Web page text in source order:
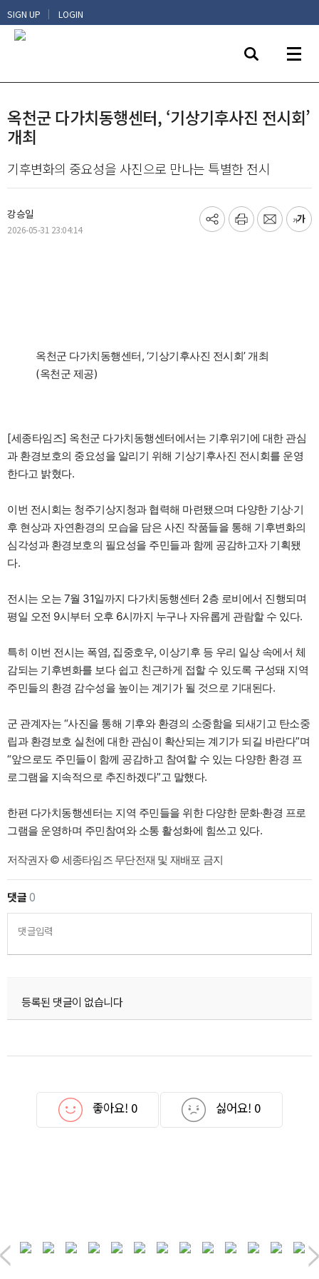
SIGN UP | LOGIN
옥천군 다가치동행센터, ‘기상기후사진 전시회’
개최
기후변화의 중요성을 사진으로 만나는 특별한 전시
강승일
2026-05-31 23:04:14
기
프
메
글
옥천군 다가치동행센터, ‘기상기후사진 전시회’ 개최
(옥천군 제공)
[세종타임즈] 옥천군 다가치동행센터에서는 기후위기에 대한 관심
과 환경보호의 중요성을 알리기 위해 기상기후사진 전시회를 운영
한다고 밝혔다.
이번 전시회는 청주기상지청과 협력해 마련됐으며 다양한 기상·기
후 현상과 자연환경의 모습을 담은 사진 작품들을 통해 기후변화의
심각성과 환경보호의 필요성을 주민들과 함께 공감하고자 기획됐
다.
전시는 오는 7월 31일까지 다가치동행센터 2층 로비에서 진행되며
평일 오전 9시부터 오후 6시까지 누구나 자유롭게 관람할 수 있다.
특히 이번 전시는 폭염, 집중호우, 이상기후 등 우리 일상 속에서 체
감되는 기후변화를 보다 쉽고 친근하게 접할 수 있도록 구성돼 지역
주민들의 환경 감수성을 높이는 계기가 될 것으로 기대된다.
군 관계자는 “사진을 통해 기후와 환경의 소중함을 되새기고 탄소중
립과 환경보호 실천에 대한 관심이 확산되는 계기가 되길 바란다”며
“앞으로도 주민들이 함께 공감하고 참여할 수 있는 다양한 환경 프
로그램을 지속적으로 추진하겠다”고 말했다.
한편 다가치동행센터는 지역 주민들을 위한 다양한 문화·환경 프로
그램을 운영하며 주민참여와 소통 활성화에 힘쓰고 있다.
저작권자 © 세종타임즈 무단전재 및 재배포 금지
댓글0
댓글입력
등록된 댓글이 없습니다
좋아요! 0 싫어요! 0